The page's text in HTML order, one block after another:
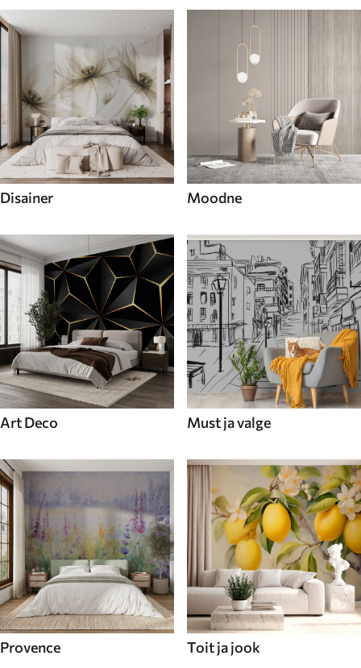
Disainer Moodne
Art Deco Must ja valge
Provence Toit ja jook